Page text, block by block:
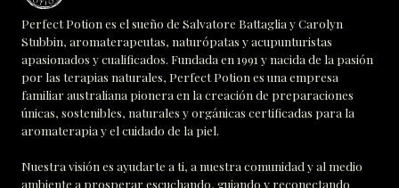
Perfect Potion es el sueño de Salvatore Battaglia y Carolyn
Stubbin, aromaterapeutas, naturópatas y acupunturistas
apasionados y cualificados. Fundada en 1991 y nacida de la pasión
por las terapias naturales, Perfect Potion es una empresa
familiar australiana pionera en la creación de preparaciones
únicas, sostenibles, naturales y orgánicas certificadas para la
aromaterapia y el cuidado de la piel.
Nuestra visión es ayudarte a ti, a nuestra comunidad y al medio
ambiente a prosperar escuchando, guiando y reconectando